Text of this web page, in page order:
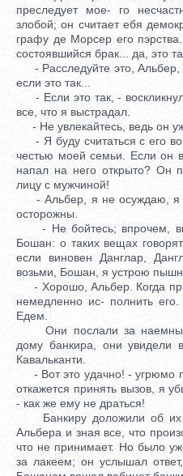
преследует мое- го
злобой; он считает ебя
графу де Морсер его
состоявшийся брак... да, это
- Расследуйте это, Альбер,
если это так...
- Если это так, -
все, что я выстрадал.
- Не увлекайтесь, ведь он
- Я буду считаться с его
честью моей семьи. Если он
напал на него открыто? Он
лицу с мужчиной!
- Альбер, я не осуждаю, я
осторожны.
- Не бойтесь; впрочем, вы
Бошан: о таких вещах
если виновен Данглар,
возьми, Бошан, я устрою
- Хорошо, Альбер. Когда
немедленно ис- полнить
Едем.
Они послали за наемным
дому банкира, они увидели
Кавальканти.
- Вот это удачно! - угрюмо
откажется принять вызов, я
- как же ему не драться!
Банкиру доложили об их
Альбера и зная все, что
что не принимает. Но было
за лакеем; он услышал